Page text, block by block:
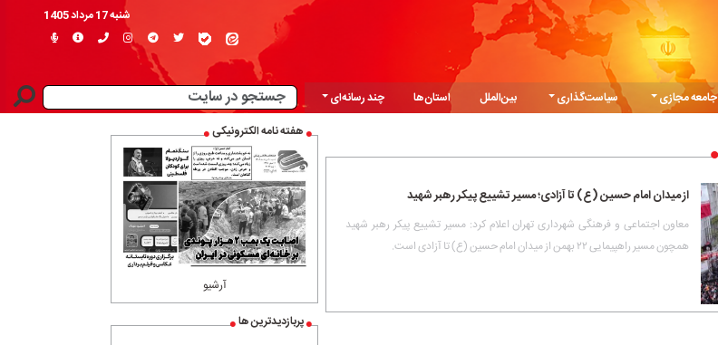
شنبه 17 مرداد 1405
جامعه مجازی سیاست‌گذاری بین‌الملل استان‌ها
چند رسانه‌ای
از میدان امام حسین (ع) تا آزادی؛ مسیر تشییع پیکر رهبر شهید
معاون اجتماعی و فرهنگی شهرداری تهران اعلام کرد: مسیر تشییع پیکر رهبر شهید
همچون مسیر راهپیمایی ۲۲ بهمن از میدان امام حسین (ع) تا آزادی است.
هفته نامه الکترونیکی
آرشیو
پربازدیدترین ها